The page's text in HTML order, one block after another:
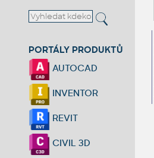
PORTÁLY PRODUKTŮ
AUTOCAD
INVENTOR
REVIT
CIVIL 3D